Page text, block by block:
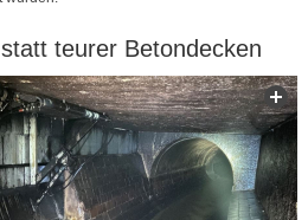
teurer Betondecken